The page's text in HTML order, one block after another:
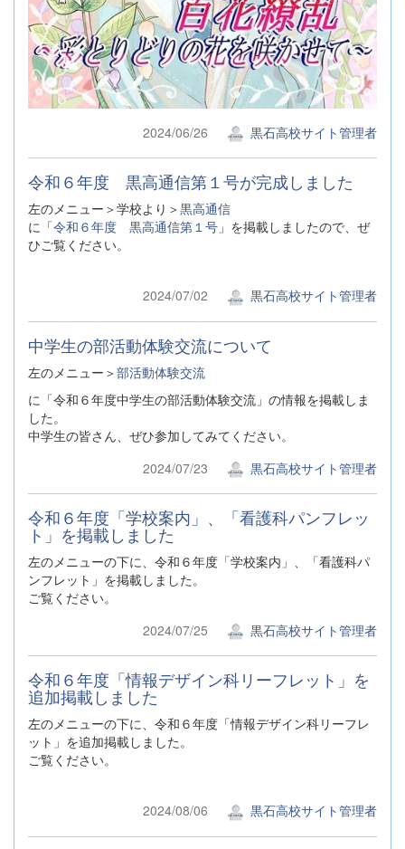
2024/06/26 黒石高校サイト管理者
令和６年度 黒高通信第１号が完成しました
左のメニュー＞学校より＞黒高通信
に「令和６年度 黒高通信第１号 」を掲載しましたので、ぜ
ひご覧ください。
2024/07/02 黒石高校サイト管理者
中学生の部活動体験交流について
左のメニュー＞部活動体験交流
に「令和６年度中学生の部活動体験交流」の情報を掲載しま
した。
中学生の皆さん、ぜひ参加してみてください。
2024/07/23
黒石高校サイト管理者
令和６年度「学校案内」、「看護科パンフレッ
ト」を掲載しました
左のメニューの下に、令和６年度「学校案内」、「看護科パ
ンフレット」を掲載しました。
ご覧ください。
2024/07/25
黒石高校サイト管理者
令和６年度「情報デザイン科リーフレット」を
追加掲載しました
左のメニューの下に、令和６年度「情報デザイン科リーフレ
ット」を追加掲載しました。
ご覧ください。
2024/08/06 黒石高校サイト管理者